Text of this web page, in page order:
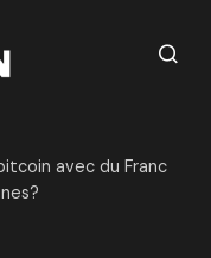
avec du Franc